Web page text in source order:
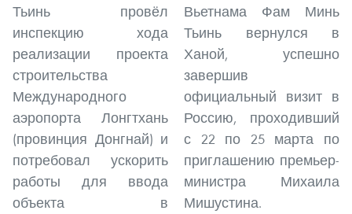
Тьинь провёл
инспекцию хода
реализации проекта
строительства
Международного
аэропорта Лонгтхань
(провинция Донгнай) и
потребовал ускорить
работы для ввода
объекта в
Вьетнама Фам Минь
Тьинь вернулся в
Ханой, успешно
завершив
официальный визит в
Россию, проходивший
с 22 по 25 марта по
приглашению премьер-
министра Михаила
Мишустина.